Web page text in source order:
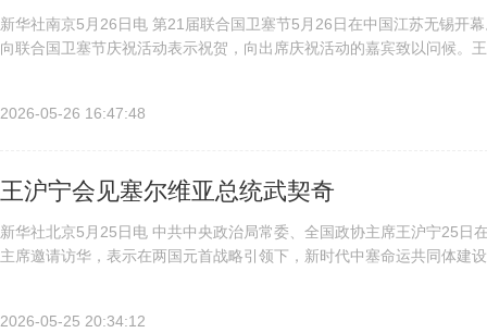
新华社南京5月26日电 第21届联合国卫塞节5月26日在中国江苏无锡开
向联合国卫塞节庆祝活动表示祝贺，向出席庆祝活动的嘉宾致以问候。
2026-05-26 16:47:48
王沪宁会见塞尔维亚总统武契奇
新华社北京5月25日电 中共中央政治局常委、全国政协主席王沪宁25日
主席邀请访华，表示在两国元首战略引领下，新时代中塞命运共同体建
2026-05-25 20:34:12